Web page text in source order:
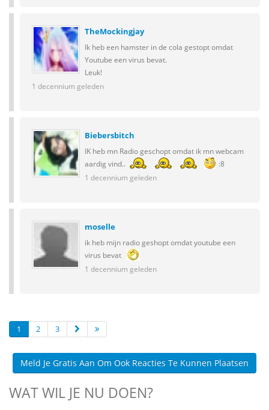
TheMockingjay
Ik heb een hamster in de cola gestopt omdat
Youtube een virus bevat.
Leuk!
1 decennium geleden
Biebersbitch
IK heb mn Radio geschopt omdat ik mn webcam
aardig vind..
:8
1 decennium geleden
moselle
ik heb mijn radio geshopt omdat youtube een
virus bevat
1 decennium geleden
1 2 3
Meld Je Gratis Aan Om Ook Reacties Te Kunnen Plaatsen
WAT WIL JE NU DOEN?